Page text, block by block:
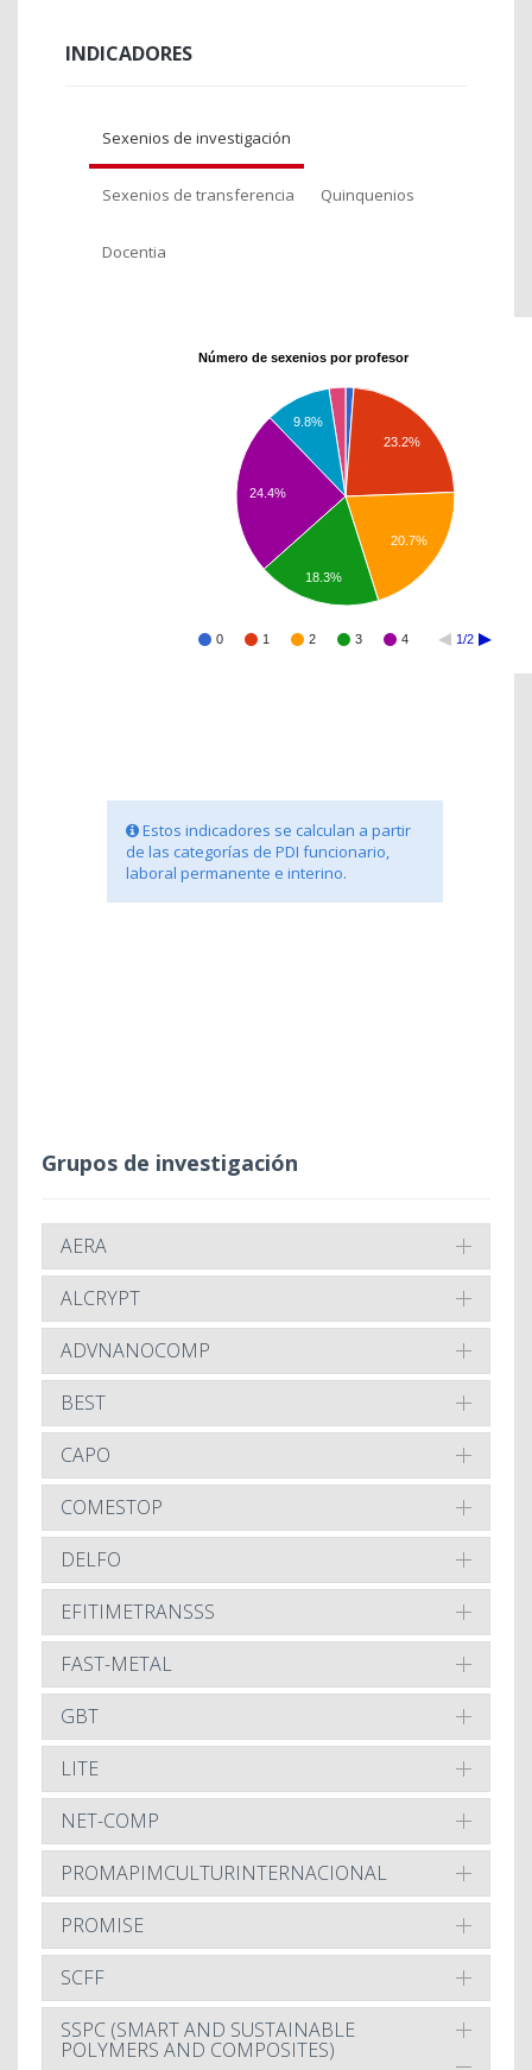
INDICADORES
Sexenios de investigación
Sexenios de transferencia Quinquenios
Docentia
Número de sexenios por profesor
0 1 2 3 4 1/2
23.2%
20.7%
9.8%
24.4%
18.3%
Estos indicadores se calculan a partir
de las categorías de PDI funcionario,
laboral permanente e interino.
Grupos de investigación
AERA
ALCRYPT
ADVNANOCOMP
BEST
CAPO
COMESTOP
DELFO
EFITIMETRANSSS
FAST-METAL
GBT
LITE
NET-COMP
PROMAPIMCULTURINTERNACIONAL
PROMISE
SCFF
SSPC (SMART AND SUSTAINABLE
POLYMERS AND COMPOSITES)